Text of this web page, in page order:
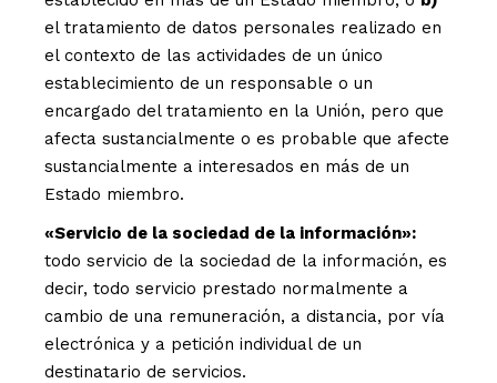
el tratamiento de datos personales realizado en
el contexto de las actividades de un único
establecimiento de un responsable o un
encargado del tratamiento en la Unión, pero que
afecta sustancialmente o es probable que afecte
sustancialmente a interesados en más de un
Estado miembro.
«Servicio de la sociedad de la información»:
todo servicio de la sociedad de la información, es
decir, todo servicio prestado normalmente a
cambio de una remuneración, a distancia, por vía
electrónica y a petición individual de un
destinatario de servicios.